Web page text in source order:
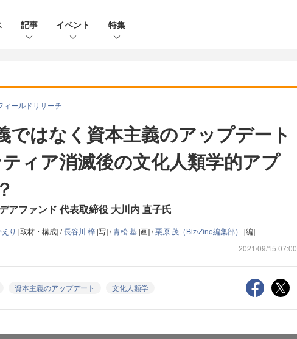
記事 イベント 特集
ィールドリサーチ
ではなく資本主義のアップデート
ィア消滅後の文化人類学的アプ
アファンド 代表取締役 大川内 直子氏
り [取材・構成] /長谷川 梓[写] /青松 基[画] /栗原 茂（Biz/Zine編集部） [編]
2021/09/15 07:00
資本主義のアップデート 文化人類学